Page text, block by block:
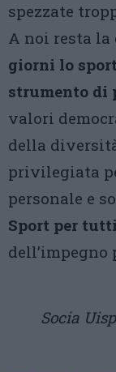
spezzate
A noi resta la
giorni lo
strumento di
valori
della
privilegiata
personale e
Sport per tutti
dell’impegno
Socia